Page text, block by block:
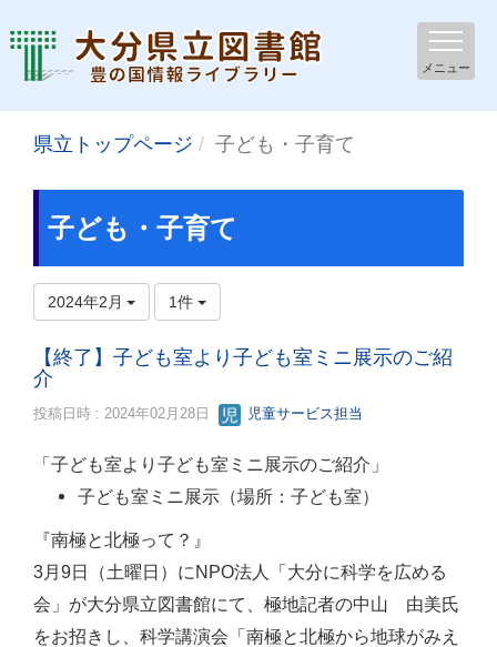
メニュー
県立トップページ 子ども・子育て
子ども・子育て
2024年2月 1件
【終了】子ども室より子ども室ミニ展示のご紹
介
投稿日時 : 2024年02月28日 児童サービス担当
「子ども室より子ども室ミニ展示のご紹介」
子ども室ミニ展示（場所：子ども室）
『南極と北極って？』
3月9日（土曜日）にNPO法人「大分に科学を広める
会」が大分県立図書館にて、極地記者の中山 由美氏
をお招きし、科学講演会「南極と北極から地球がみえ